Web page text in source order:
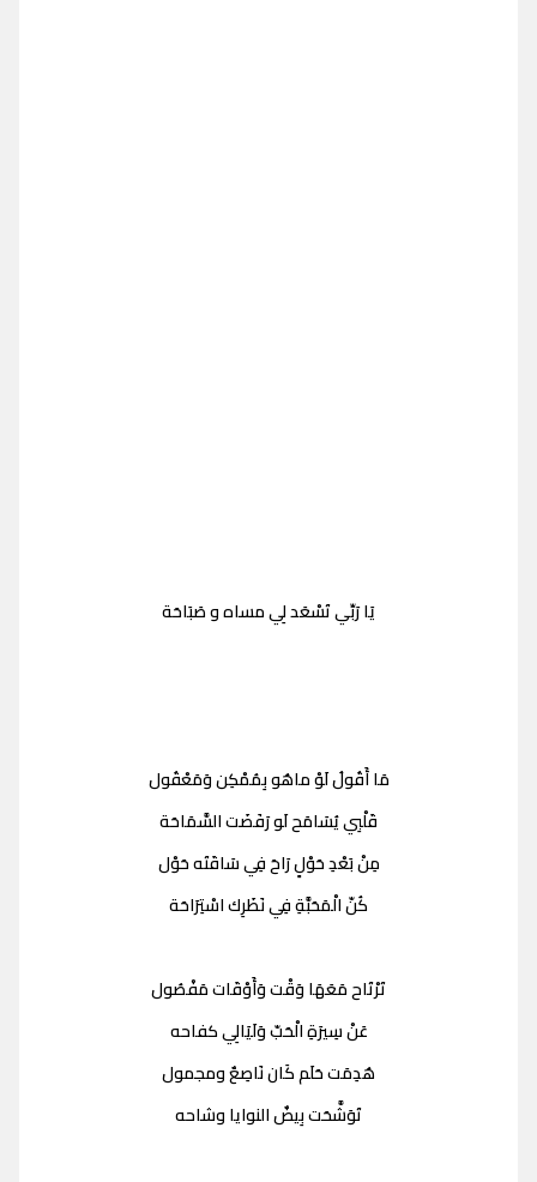
يَا رَبِّي تَسْعَد لِي مساه و صَبَاحَة
مَا أَقُولُ لَوْ ماهُو بِمُمْكِن وَمَعْقُول
قَلْبِي يُسَامَح لَو رَفَضَت السَّمَاحَة
مِنْ بَعْدِ حَوْلٍ رَاحَ فِي سَاقَتَه حَوْل
كُنّ الْمَحَبَّةِ فِي نَظَرِك اسْتِرَاحَة
تَرْتَاح مَعَهَا وَقْت وَأَوْقَات مَفْصُول
عَنْ سِيرَةِ الْحَبّ وَلَيَالِي كفاحه
هُدِمَت حَلَم كَان نَاصِعٌ ومجمول
تَوَشَّحَت بِيضٌ النوايا وشاحه